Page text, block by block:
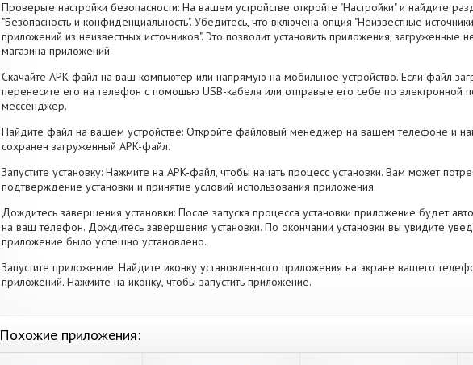
Проверьте настройки безопасности: На вашем устройстве откройте "Настройки" и найдите
"Безопасность и конфиденциальность". Убедитесь, что включена опция "Неизвестные
приложений из неизвестных источников". Это позволит установить приложения, загруженные
магазина приложений.
Скачайте APK-файл на ваш компьютер или напрямую на мобильное устройство. Если файл
перенесите его на телефон с помощью USB-кабеля или отправьте его себе по электронной
мессенджер.
Найдите файл на вашем устройстве: Откройте файловый менеджер на вашем телефоне и
сохранен загруженный APK-файл.
Запустите установку: Нажмите на APK-файл, чтобы начать процесс установки. Вам может
подтверждение установки и принятие условий использования приложения.
Дождитесь завершения установки: После запуска процесса установки приложение будет
на ваш телефон. Дождитесь завершения установки. По окончании установки вы увидите
приложение было успешно установлено.
Запустите приложение: Найдите иконку установленного приложения на экране вашего
приложений. Нажмите на иконку, чтобы запустить приложение.
Похожие приложения: